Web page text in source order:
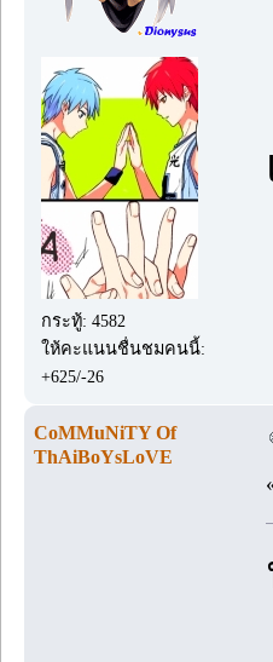
กระทู้: 4582
ให้คะแนนชื่นชมคนนี้:
+625/-26
CoMMuNiTY Of
ThAiBoYsLoVE